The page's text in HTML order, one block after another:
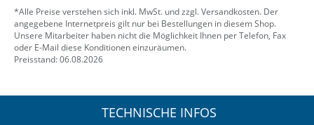
*Alle Preise verstehen sich inkl. MwSt. und zzgl. Versandkosten. Der
angegebene Internetpreis gilt nur bei Bestellungen in diesem Shop.
Unsere Mitarbeiter haben nicht die Möglichkeit Ihnen per Telefon, Fax
oder E-Mail diese Konditionen einzuräumen.
Preisstand: 06.08.2026
TECHNISCHE INFOS